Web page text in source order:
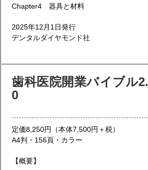
Chapter4 器具と材料
2025年12月1日発行
デンタルダイヤモンド社
歯科医院開業バイブル2.
0
定価8,250円（本体7,500円＋税）
A4判・156頁・カラー
【概要】